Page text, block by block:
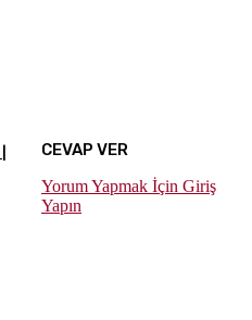
CEVAP VER
Yorum Yapmak İçin Giriş
Yapın